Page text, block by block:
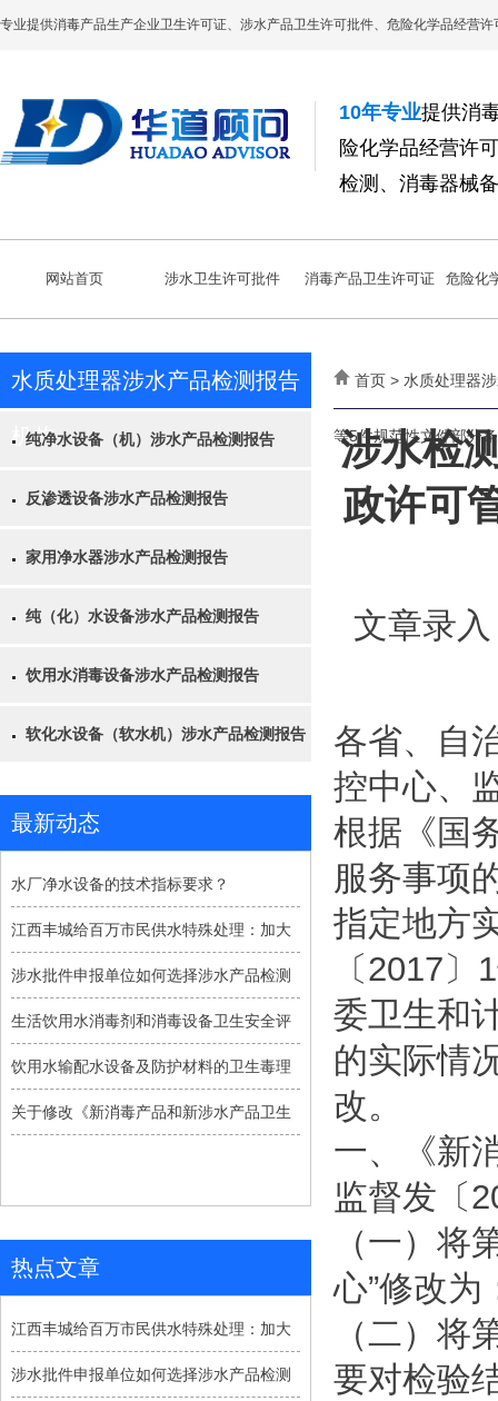
专业提供消毒产品生产企业卫生许可证、涉水产品卫生许可批件、危险化学品经营
10年专业提供消
险化学品经营许
检测、消毒器械
网站首页 涉水卫生许可批件 消毒产品卫生许可证 危险化
水质处理器涉水产品检测报告
机构
纯净水设备（机）涉水产品检测报告
反渗透设备涉水产品检测报告
家用净水器涉水产品检测报告
纯（化）水设备涉水产品检测报告
饮用水消毒设备涉水产品检测报告
软化水设备（软水机）涉水产品检测报告
最新动态
水厂净水设备的技术指标要求？
江西丰城给百万市民供水特殊处理：加大
涉水批件申报单位如何选择涉水产品检测
生活饮用水消毒剂和消毒设备卫生安全评
饮用水输配水设备及防护材料的卫生毒理
关于修改《新消毒产品和新涉水产品卫生
热点文章
江西丰城给百万市民供水特殊处理：加大
涉水批件申报单位如何选择涉水产品检测
首页 > 水质处理器
等5件规范性文件部分
涉水检
政许可
文章录
各省、自
控中心、
根据《国
服务事项
指定地方
〔2017
委卫生和
的实际情
改。
一、《新
监督发〔
（一）将
心”修改为
（二）将
要对检验